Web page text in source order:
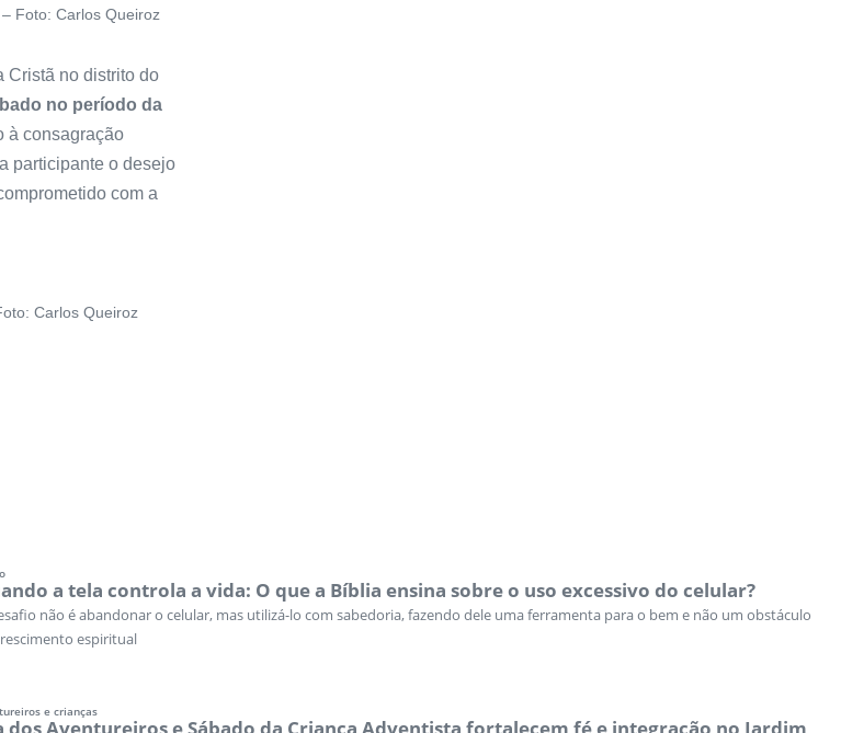
Foto: Carlos Queiroz
Cristã no distrito do
no período da
à consagração
participante o desejo
com a
Carlos Queiroz
a tela controla a vida: O que a Bíblia ensina sobre o uso excessivo do celular?
não é abandonar o celular, mas utilizá-lo com sabedoria, fazendo dele uma ferramenta para o bem e não um obstáculo
espiritual
e crianças
dos Aventureiros e Sábado da Criança Adventista fortalecem fé e integração no Jardim